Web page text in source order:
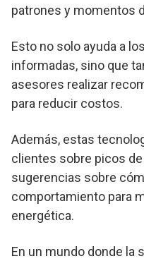
patrones y momentos
Esto no solo ayuda a
informadas, sino que
asesores realizar
para reducir costos.
Además, estas
clientes sobre picos
sugerencias sobre
comportamiento para
energética.
En un mundo donde la